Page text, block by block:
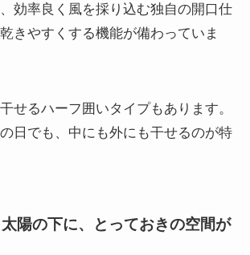
効率良く風を採り込む独自の開口仕
きやすくする機能が備わっていま
せるハーフ囲いタイプもあります。
日でも、中にも外にも干せるのが特
陽の下に、とっておきの空間が